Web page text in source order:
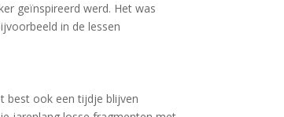
geïnspireerd werd. Het was
in de lessen
best ook een tijdje blijven